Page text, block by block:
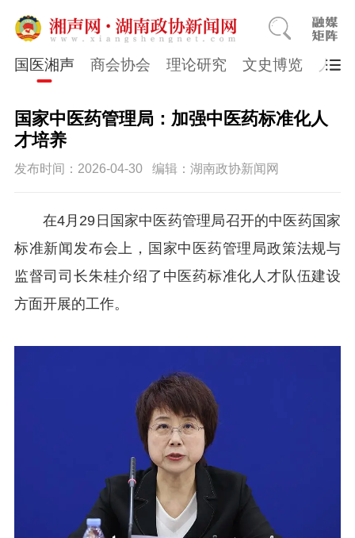
国医湘声 商会协会 理论研究 文史博览 人物
国家中医药管理局：加强中医药标准化人
才培养
发布时间：2026-04-30 编辑：湖南政协新闻网
在4月29日国家中医药管理局召开的中医药国家
标准新闻发布会上，国家中医药管理局政策法规与
监督司司长朱桂介绍了中医药标准化人才队伍建设
方面开展的工作。